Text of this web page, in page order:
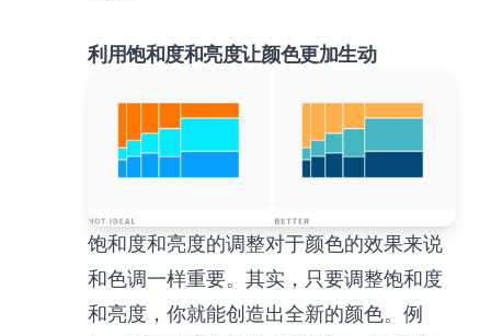
利用饱和度和亮度让颜色更加生动
饱和度和亮度的调整对于颜色的效果来说
和色调一样重要。其实，只要调整饱和度
和亮度，你就能创造出全新的颜色。例